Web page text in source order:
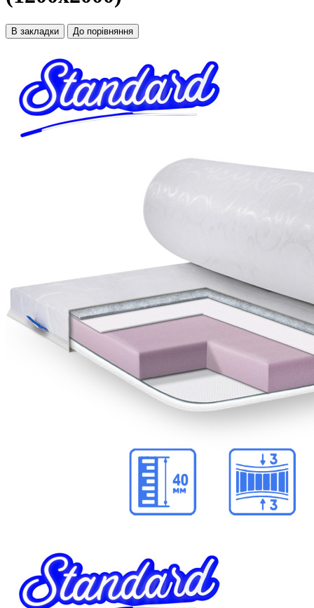
В закладки До порівняння